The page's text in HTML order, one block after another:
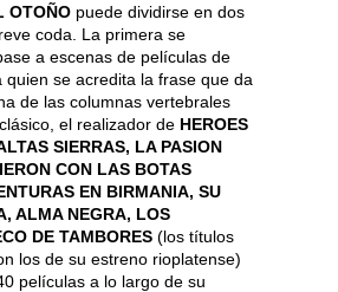
OTOÑO puede dividirse en dos
coda. La primera se
a escenas de películas de
quien se acredita la frase que da
de las columnas vertebrales
el realizador de HEROES
SIERRAS, LA PASION
CON LAS BOTAS
EN BIRMANIA, SU
ALMA NEGRA, LOS
DE TAMBORES (los títulos
los de su estreno rioplatense)
películas a lo largo de su